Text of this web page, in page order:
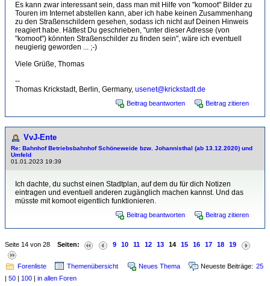
Es kann zwar interessant sein, dass man mit Hilfe von "komoot" Bilder zu
Touren im Internet abstellen kann, aber ich habe keinen Zusammenhang
zu den Straßenschildern gesehen, sodass ich nicht auf Deinen Hinweis
reagiert habe. Hättest Du geschrieben, "unter dieser Adresse (von
"komoot") könnten Straßenschilder zu finden sein", wäre ich eventuell
neugierig geworden ... ;-)
Viele Grüße, Thomas
--
Thomas Krickstadt, Berlin, Germany, usenet@krickstadt.de
Beitrag beantworten Beitrag zitieren
VvJ-Ente
Re: Bahnhof Betriebsbahnhof Schöneweide bzw. Johannisthal (ab 13.12.2020) und
Umfeld
01.01.2023 19:39
Ich dachte, du suchst einen Stadtplan, auf dem du für dich Notizen
eintragen und eventuell anderen zugänglich machen kannst. Und das
müsste mit komoot eigentlich funktionieren.
Beitrag beantworten Beitrag zitieren
Seite 14 von 28 Seiten: 9 10 11 12 13 14 15 16 17 18 19
Forenliste Themenübersicht Neues Thema Neueste Beiträge: 25
50 100 in allen Foren